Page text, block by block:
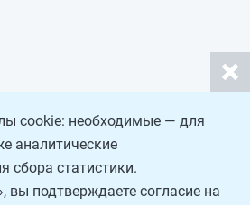
cookie: необходимые — для
аналитические
сбора статистики.
вы подтверждаете согласие на